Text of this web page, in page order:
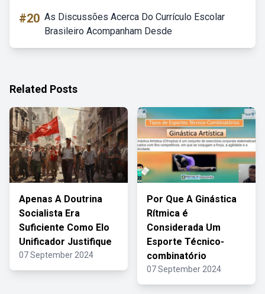
#20 As Discussões Acerca Do Currículo Escolar
Brasileiro Acompanham Desde
Related Posts
Apenas A Doutrina
Socialista Era
Suficiente Como Elo
Unificador Justifique
07 September 2024
Por Que A Ginástica
Rítmica é
Considerada Um
Esporte Técnico-
combinatório
07 September 2024